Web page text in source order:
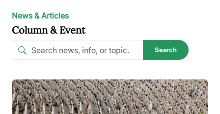
News & Articles
Column & Event
Search